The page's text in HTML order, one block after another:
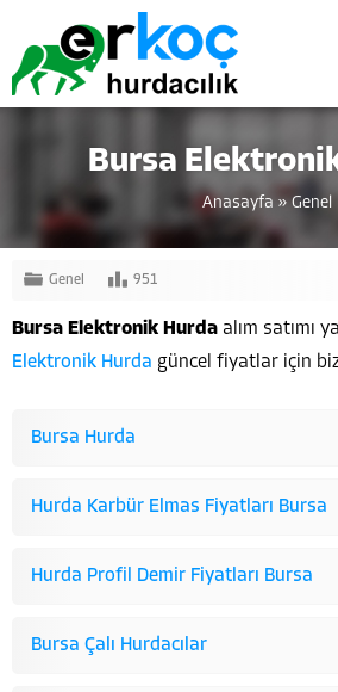
Bursa
Anasayfa » Genel
Genel 951
Bursa Elektronik Hurda alım satımı
Elektronik Hurda güncel fiyatlar için
Bursa Hurda
Hurda Karbür Elmas Fiyatları Bursa
Hurda Profil Demir Fiyatları Bursa
Bursa Çalı Hurdacılar